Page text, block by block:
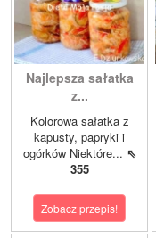
Najlepsza sałatka
z...
Kolorowa sałatka z
kapusty, papryki i
ogórków Niektóre... ⇖
355
Zobacz przepis!